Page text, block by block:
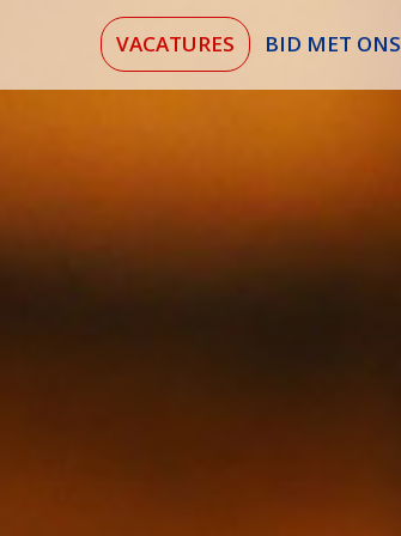
VACATURES BID MET ONS